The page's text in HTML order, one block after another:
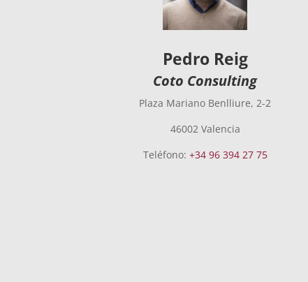
Pedro Reig
Coto Consulting
Plaza Mariano Benlliure, 2-2
46002 Valencia
Teléfono: +34 96 394 27 75